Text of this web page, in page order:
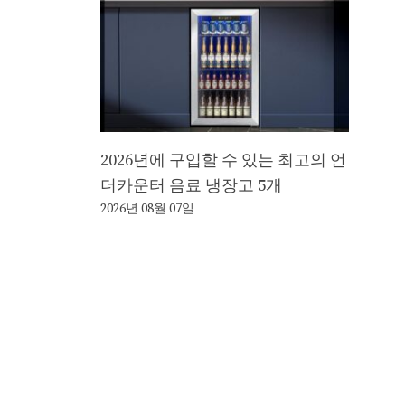
2026년에 구입할 수 있는 최고의 언
더카운터 음료 냉장고 5개
2026년 08월 07일